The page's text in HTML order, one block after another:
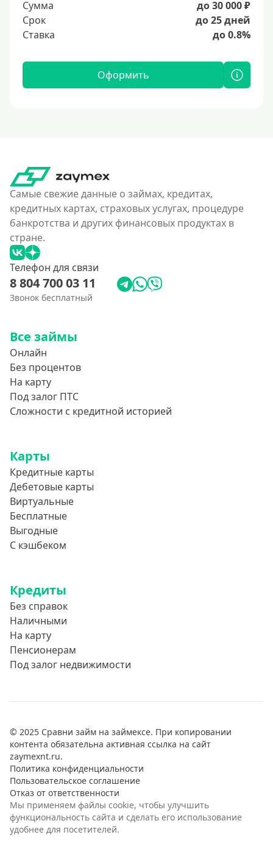
Сумма
до 30 000 ₽
Срок
до 25 дней
Ставка
до 0.8%
Оформить
Самые свежие данные о займах, кредитах,
кредитных картах, страховых услугах, процедуре
банкротства и других финансовых продуктах в
стране.
Телефон для связи
8 804 700 03 11
Звонок бесплатный
Все займы
Онлайн
Без процентов
На карту
Под залог ПТС
Сложности с кредитной историей
Карты
Кредитные карты
Дебетовые карты
Виртуальные
Бесплатные
Выгодные
С кэшбеком
Кредиты
Без справок
Наличными
На карту
Пенсионерам
Под залог недвижимости
© 2025 Сравни займ на займексе. При копировании
контента обязательна активная ссылка на сайт
zaymexnt.ru.
Политика конфиденциальности
Пользовательское соглашение
Отказ от ответственности
Мы применяем файлы cookie, чтобы улучшить
функциональность сайта и сделать его использование
удобнее для посетителей.